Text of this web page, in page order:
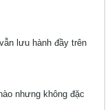
lưu hành đầy trên
nhưng không đặc